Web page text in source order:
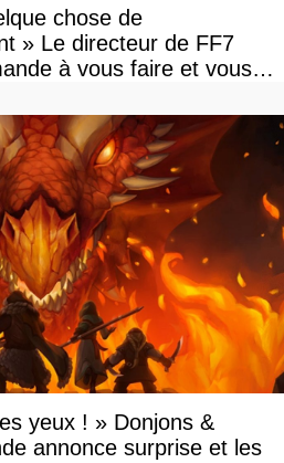
chose de
» Le directeur de FF7
à vous faire et vous
yeux ! » Donjons &
annonce surprise et les